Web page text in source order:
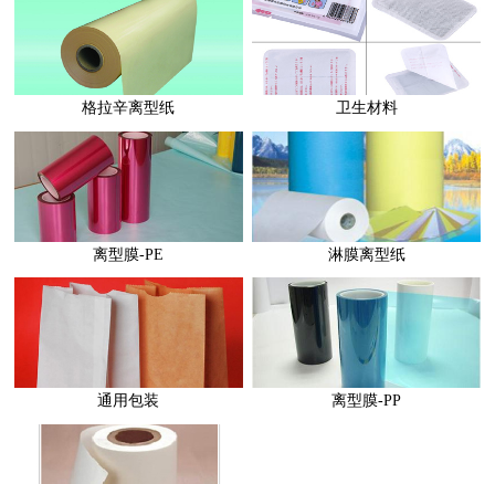
格拉辛离型纸 卫生材料
离型膜-PE 淋膜离型纸
通用包装 离型膜-PP